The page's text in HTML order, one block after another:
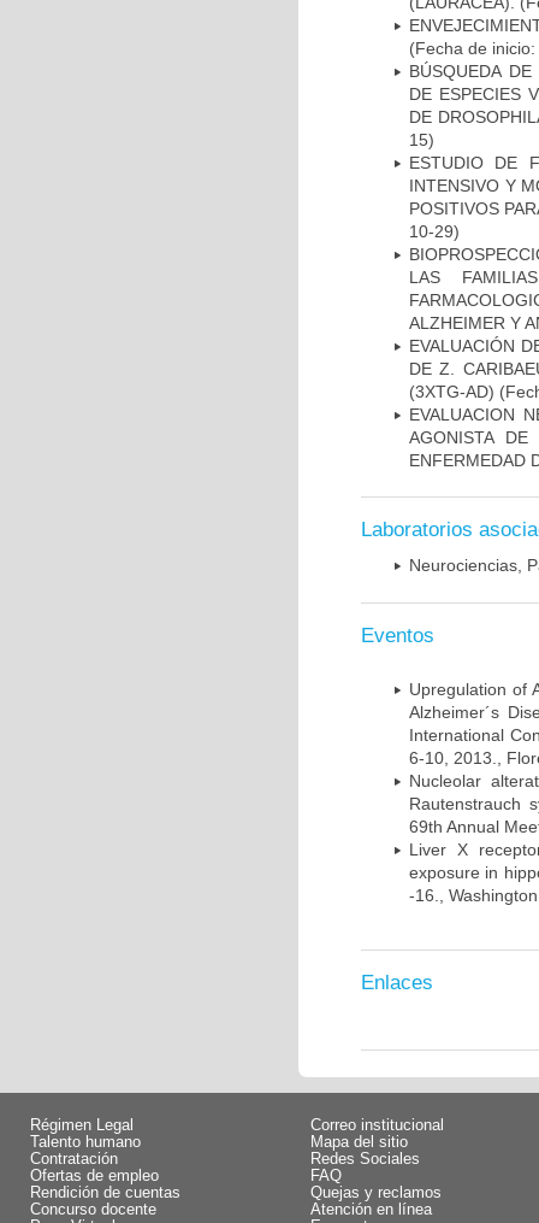
(Fecha de
BÚSQUEDA
DE ESPECIES
DE
15)
ESTUDIO DE
INTENSIVO Y
POSITIVOS
10-29)
LAS
ALZHEIMER Y
EVALUACIÓN
DE Z.
(3XTG-AD)
EVALUACION
AGONISTA
ENFERMEDAD
Laboratorios
Neurociencias,
Eventos
Upregulation of
Alzheimer´s
International
6-10, 2013.,
Nucleolar
Rautenstrauch
69th Annual
Liver X
exposure in
-16.,
Enlaces
Régimen Legal
Talento humano
Contratación
Ofertas de empleo
Rendición de cuentas
Concurso docente
Correo institucional
Mapa del sitio
Redes Sociales
FAQ
Quejas y reclamos
Atención en línea